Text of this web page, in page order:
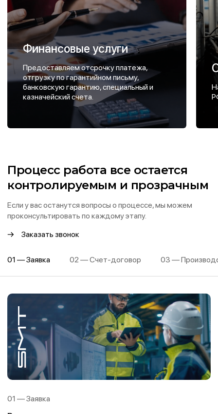
Финансовые услуги
Предоставляем отсрочку платежа,
отгрузку по гарантийном письму,
банковскую гарантию, специальный и
казначейский счета.
Процесс работа все остается
контролируемым и прозрачным
Если у вас останутся вопросы о процессе, мы можем
проконсультировать по каждому этапу.
Заказать звонок
01 — Заявка 02 — Счет-договор 03 —
01 — Заявка